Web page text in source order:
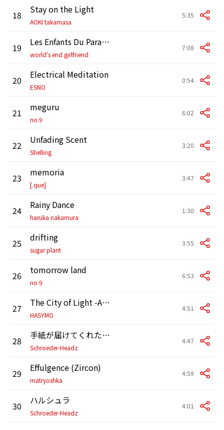
18 Stay on the Light
AOKI takamasa
5:35
19 Les Enfants Du Paradis
world's end girlfriend
7:08
20 Electrical Meditation
ESNO
0:54
21 meguru
no.9
6:02
22 Unfading Scent
Shelling
3:20
23 memoria
[.que]
3:47
24 Rainy Dance
haruka nakamura
1:30
25 drifting
sugar plant
3:55
26 tomorrow land
no.9
6:53
27 The City of Light -Ambient
HASYMO
4:51
28 手紙が届けてくれたもの feat. 坂本 美雨
Schroeder-Headz
4:47
29 Effulgence (Zircon)
matryoshka
4:59
30 ハルシュラ
Schroeder-Headz
4:01